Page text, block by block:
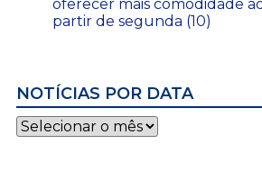
oferecer mais comodidade
partir de segunda (10)
NOTÍCIAS POR DATA
Notícias
por